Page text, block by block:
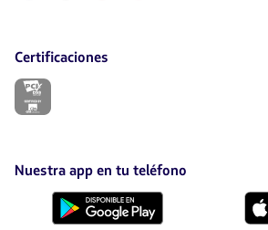
Certificaciones
El
nueva
pestaña.
Nuestra app en tu teléfono
Descárgala
Descárgala